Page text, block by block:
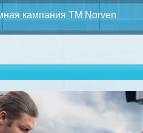
кампания ТМ Norven